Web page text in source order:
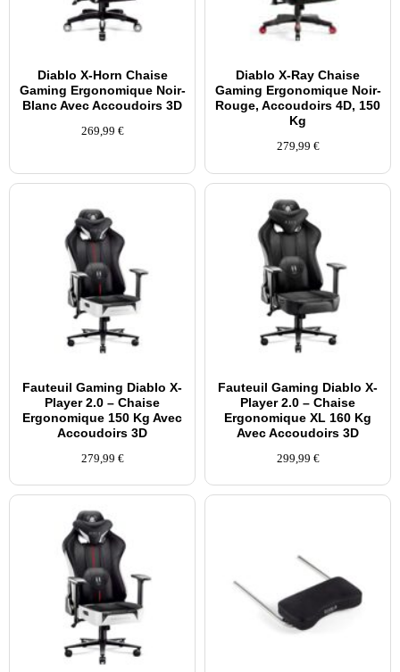
Diablo X-Horn Chaise
Gaming Ergonomique Noir-
Blanc Avec Accoudoirs 3D
269,99 €
Diablo X-Ray Chaise
Gaming Ergonomique Noir-
Rouge, Accoudoirs 4D, 150
Kg
279,99 €
Fauteuil Gaming Diablo X-
Player 2.0 – Chaise
Ergonomique 150 Kg Avec
Accoudoirs 3D
279,99 €
Fauteuil Gaming Diablo X-
Player 2.0 – Chaise
Ergonomique XL 160 Kg
Avec Accoudoirs 3D
299,99 €